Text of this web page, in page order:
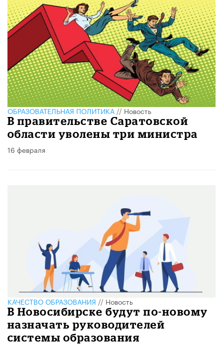
ОБРАЗОВАТЕЛЬНАЯ ПОЛИТИКА//Новость
В правительстве Саратовской
области уволены три министра
16 февраля
КАЧЕСТВО ОБРАЗОВАНИЯ // Новость
В Новосибирске будут по-новому
назначать руководителей
системы образования